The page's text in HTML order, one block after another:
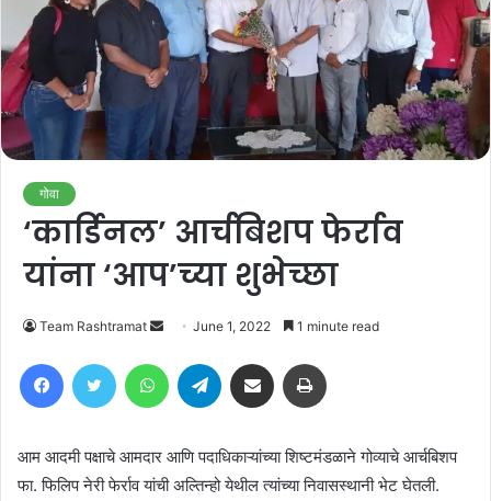
गोवा
‘कार्डिनल’ आर्चबिशप फेर्राव
यांना ‘आप’च्या शुभेच्छा
Team Rashtramat
Send
email
June 1, 2022 1 minute read
FacebookTwitter WhatsAppTelegram Share via Email
आम आदमी पक्षाचे आमदार आणि पदाधिकाऱ्यांच्या शिष्टमंडळाने गोव्याचे आर्चबिशप
फा. फिलिप नेरी फेर्राव यांची अल्तिन्हो येथील त्यांच्या निवासस्थानी भेट घेतली.